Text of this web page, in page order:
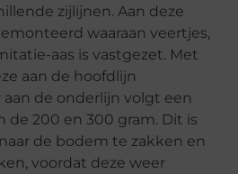
zijlijnen. Aan deze
waaraan veertjes,
aas is vastgezet. Met
aan de hoofdlijn
de onderlijn volgt een
de 200 en 300 gram. Dit is
de bodem te zakken en
voordat deze weer